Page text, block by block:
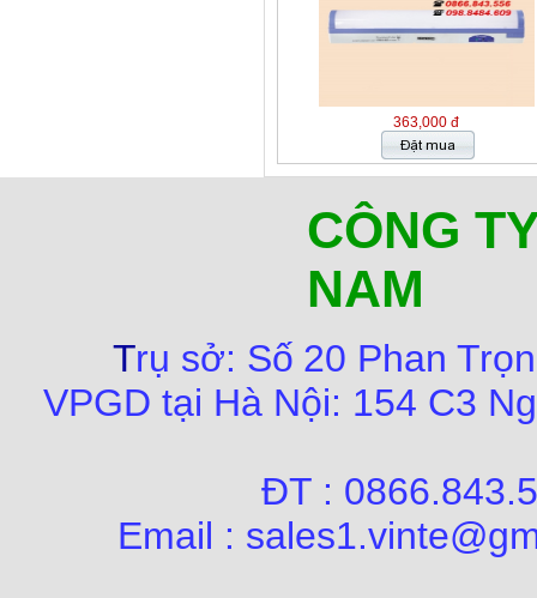
363,000 đ
CÔNG
NAM
Trụ sở: Số 20 Phan
VPGD tại Hà Nội: 154 C3
ĐT :
Email :